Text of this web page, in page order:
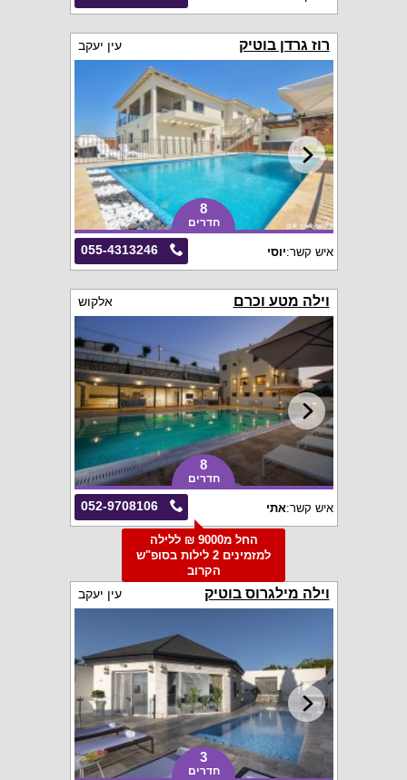
רוז גרדן בוטיק עין יעקב
8
חדרים
055-4313246 איש קשר:יוסי
וילה מטע וכרם אלקוש
8
חדרים
052-9708106 איש קשר:אתי
החל מ9000 ₪ ללילה
למזמינים 2 לילות בסופ"ש
הקרוב
וילה מילגרוס בוטיק עין יעקב
3
חדרים